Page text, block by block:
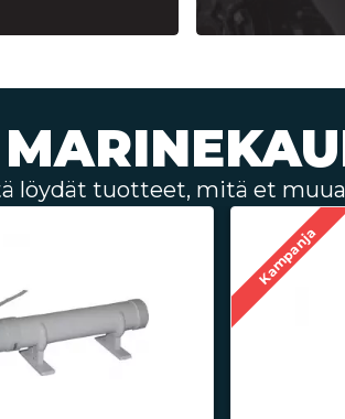
löydät tuotteet, mitä et
Kampanja